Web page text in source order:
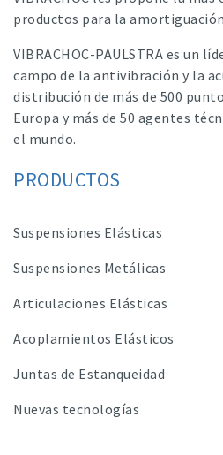
productos para la
VIBRACHOC-PAULSTRA es un
campo de la antivibración y la
distribución de más de 500
Europa y más de 50 agentes
el mundo.
PRODUCTOS
Suspensiones Elásticas
Suspensiones Metálicas
Articulaciones Elásticas
Acoplamientos Elásticos
Juntas de Estanqueidad
Nuevas tecnologías